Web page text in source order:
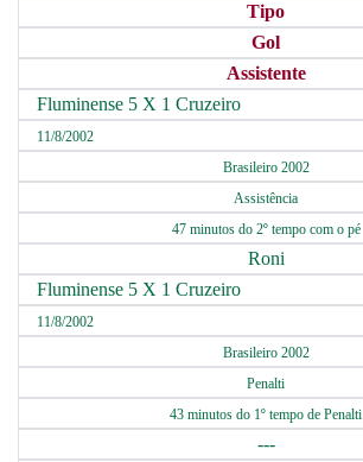
Tipo
Gol
Assistente
Fluminense 5 X 1 Cruzeiro
11/8/2002
Brasileiro 2002
Assistência
47 minutos do 2º tempo com o pé
Roni
Fluminense 5 X 1 Cruzeiro
11/8/2002
Brasileiro 2002
Penalti
43 minutos do 1º tempo de Penalti
---